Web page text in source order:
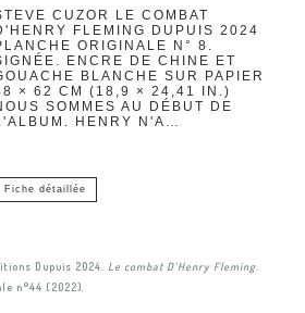
CUZOR LE COMBAT
FLEMING DUPUIS 2024
ORIGINALE N° 8.
ENCRE DE CHINE ET
BLANCHE SUR PAPIER
× 62 CM (18,9 × 24,41 IN.)
SOMMES AU DÉBUT DE
HENRY N'A…
Fiche détaillée
Dupuis 2024. Le combat D’Henry Fleming
n°44 (2022).